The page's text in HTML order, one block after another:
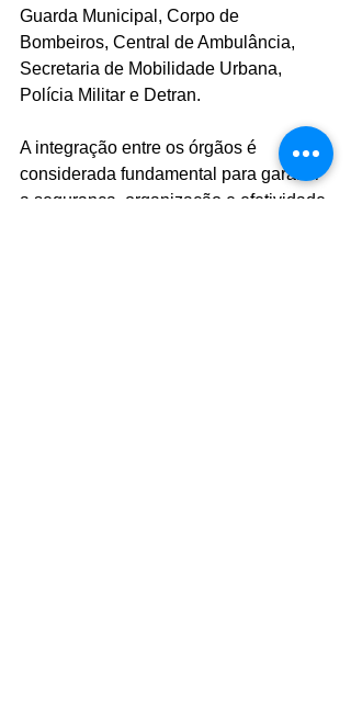
Guarda Municipal, Corpo de
Bombeiros, Central de Ambulância,
Secretaria de Mobilidade Urbana,
Polícia Militar e Detran.
A integração entre os órgãos é
considerada fundamental para garantir
a segurança, organização e efetividade